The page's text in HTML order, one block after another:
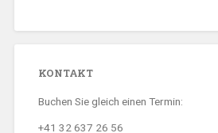
KONTAKT
Buchen Sie gleich einen Termin:
+41 32 637 26 56